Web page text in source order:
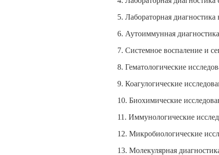
5. Лабораторная
6. Аутоиммунная диагностика
7. Системное воспаление и
8. Гематологические
9. Коагулогические
10. Биохимические
11. Иммунологические
12. Микробиологические
13. Молекулярная